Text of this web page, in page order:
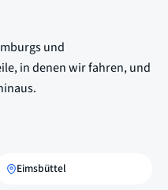
und
in denen wir fahren, und
Eimsbüttel